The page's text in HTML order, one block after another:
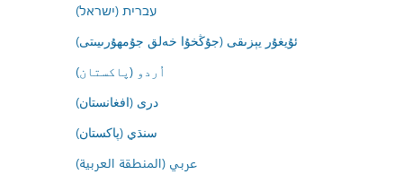
עברית (ישראל)
ئۇيغۇر يېزىقى (جۇڭخۇا خەلق جۇمھۇرىيىتى)
اُردو (پاکستان)
درى (افغانستان)
سنڌي (پاکستان)
عربي (المنطقة العربية)